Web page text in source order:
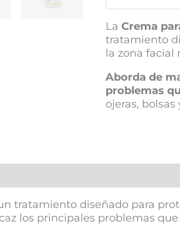
LaCrema
tratamiento
la zona facial
Aborda de
problemas
ojeras,
tratamiento diseñado para
los principales problemas